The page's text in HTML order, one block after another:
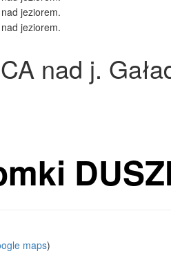
nad j.
maps)